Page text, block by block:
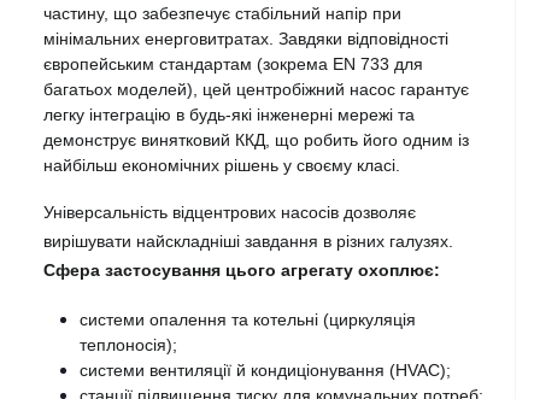
частину, що забезпечує стабільний напір при
мінімальних енерговитратах. Завдяки відповідності
європейським стандартам (зокрема EN 733 для
багатьох моделей), цей центробіжний насос гарантує
легку інтеграцію в будь-які інженерні мережі та
демонструє винятковий ККД, що робить його одним із
найбільш економічних рішень у своєму класі.
Універсальність відцентрових насосів дозволяє
Сфера застосування цього агрегату охоплює:
системи опалення та котельні (циркуляція
теплоносія);
системи вентиляції й кондиціонування (HVAC);